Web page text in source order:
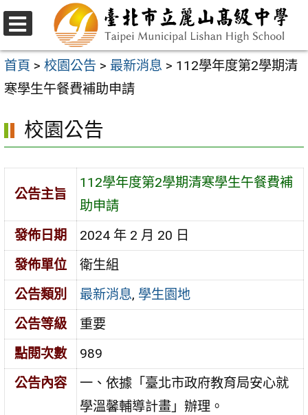
跳
至
主
要
容
區
選
單
首頁 > 校園公告 > 最新消息 > 112學年度第2學期清
寒學生午餐費補助申請
校園公告
公告主旨
112學年度第2學期清寒學生午餐費補
助申請
發佈日期
2024 年 2 月 20 日
發佈單位
衛生組
公告類別
最新消息, 學生園地
公告等級
重要
點閱次數
989
公告內容
一、依據「臺北市政府教育局安心就
學溫馨輔導計畫」辦理。